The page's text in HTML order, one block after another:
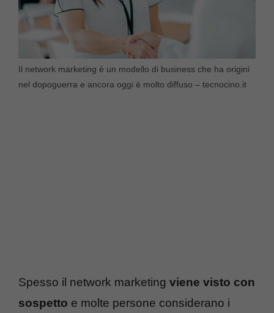
Il network marketing è un modello di business che ha origini
nel dopoguerra e ancora oggi è molto diffuso – tecnocino.it
Spesso il network marketing viene visto con
sospetto e molte persone considerano i